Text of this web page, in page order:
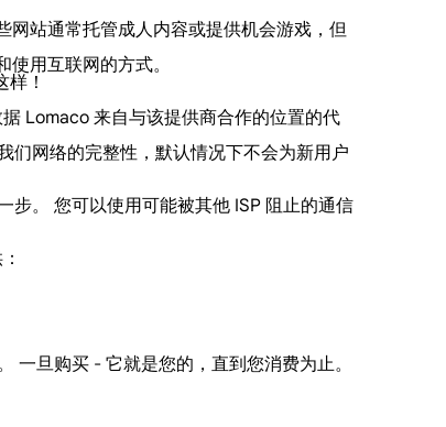
网站通常托管成人内容或提供机会游戏，但
用互联网的方式。
！
Lomaco 来自与该提供商合作的位置的代
们网络的完整性，默认情况下不会为新用户
步。 您可以使用可能被其他 ISP 阻止的通信
旦购买 - 它就是您的，直到您消费为止。